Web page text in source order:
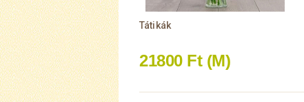
Tátikák
21800 Ft (M)